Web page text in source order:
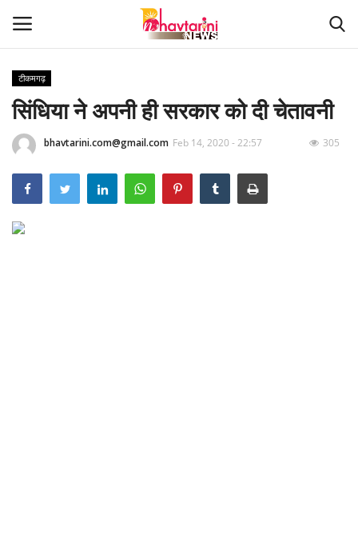
Home
संपर्क करें
Contact
हमारे बारे मेंं
टीकमगढ़
सिंधिया ने अपनी ही सरकार को दी चेतावनी
bhavtarini.com@gmail.com Feb 14, 2020 - 22:57 305